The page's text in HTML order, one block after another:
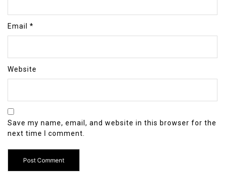
Email *
Website
Save my name, email, and website in this browser for the
next time I comment.